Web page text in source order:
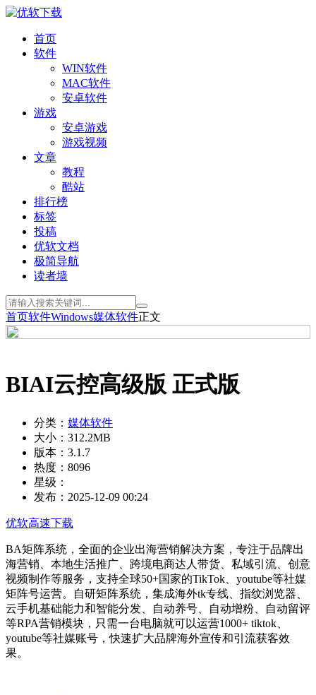
首页
软件
WIN软件
MAC软件
安卓软件
游戏
安卓游戏
游戏视频
文章
教程
酷站
排行榜
标签
投稿
优软文档
极简导航
读者墙
首页软件Windows媒体软件正文
BIAI云控高级版 正式版
分类： 媒体软件
大小： 312.2MB
版本： 3.1.7
热度： 8096
星级：
发布： 2025-12-09 00:24
优软高速下载
BA矩阵系统，全面的企业出海营销解决方案，专注于品牌出
海营销、本地生活推广、跨境电商达人带货、私域引流、创意
视频制作等服务，支持全球50+国家的TikTok、youtube等社媒
矩阵号运营。自研矩阵系统，集成海外tk专线、指纹浏览器、
云手机基础能力和智能分发、自动养号、自动增粉、自动留评
等RPA营销模块，只需一台电脑就可以运营1000+ tiktok、
youtube等社媒账号，快速扩大品牌海外宣传和引流获客效
果。